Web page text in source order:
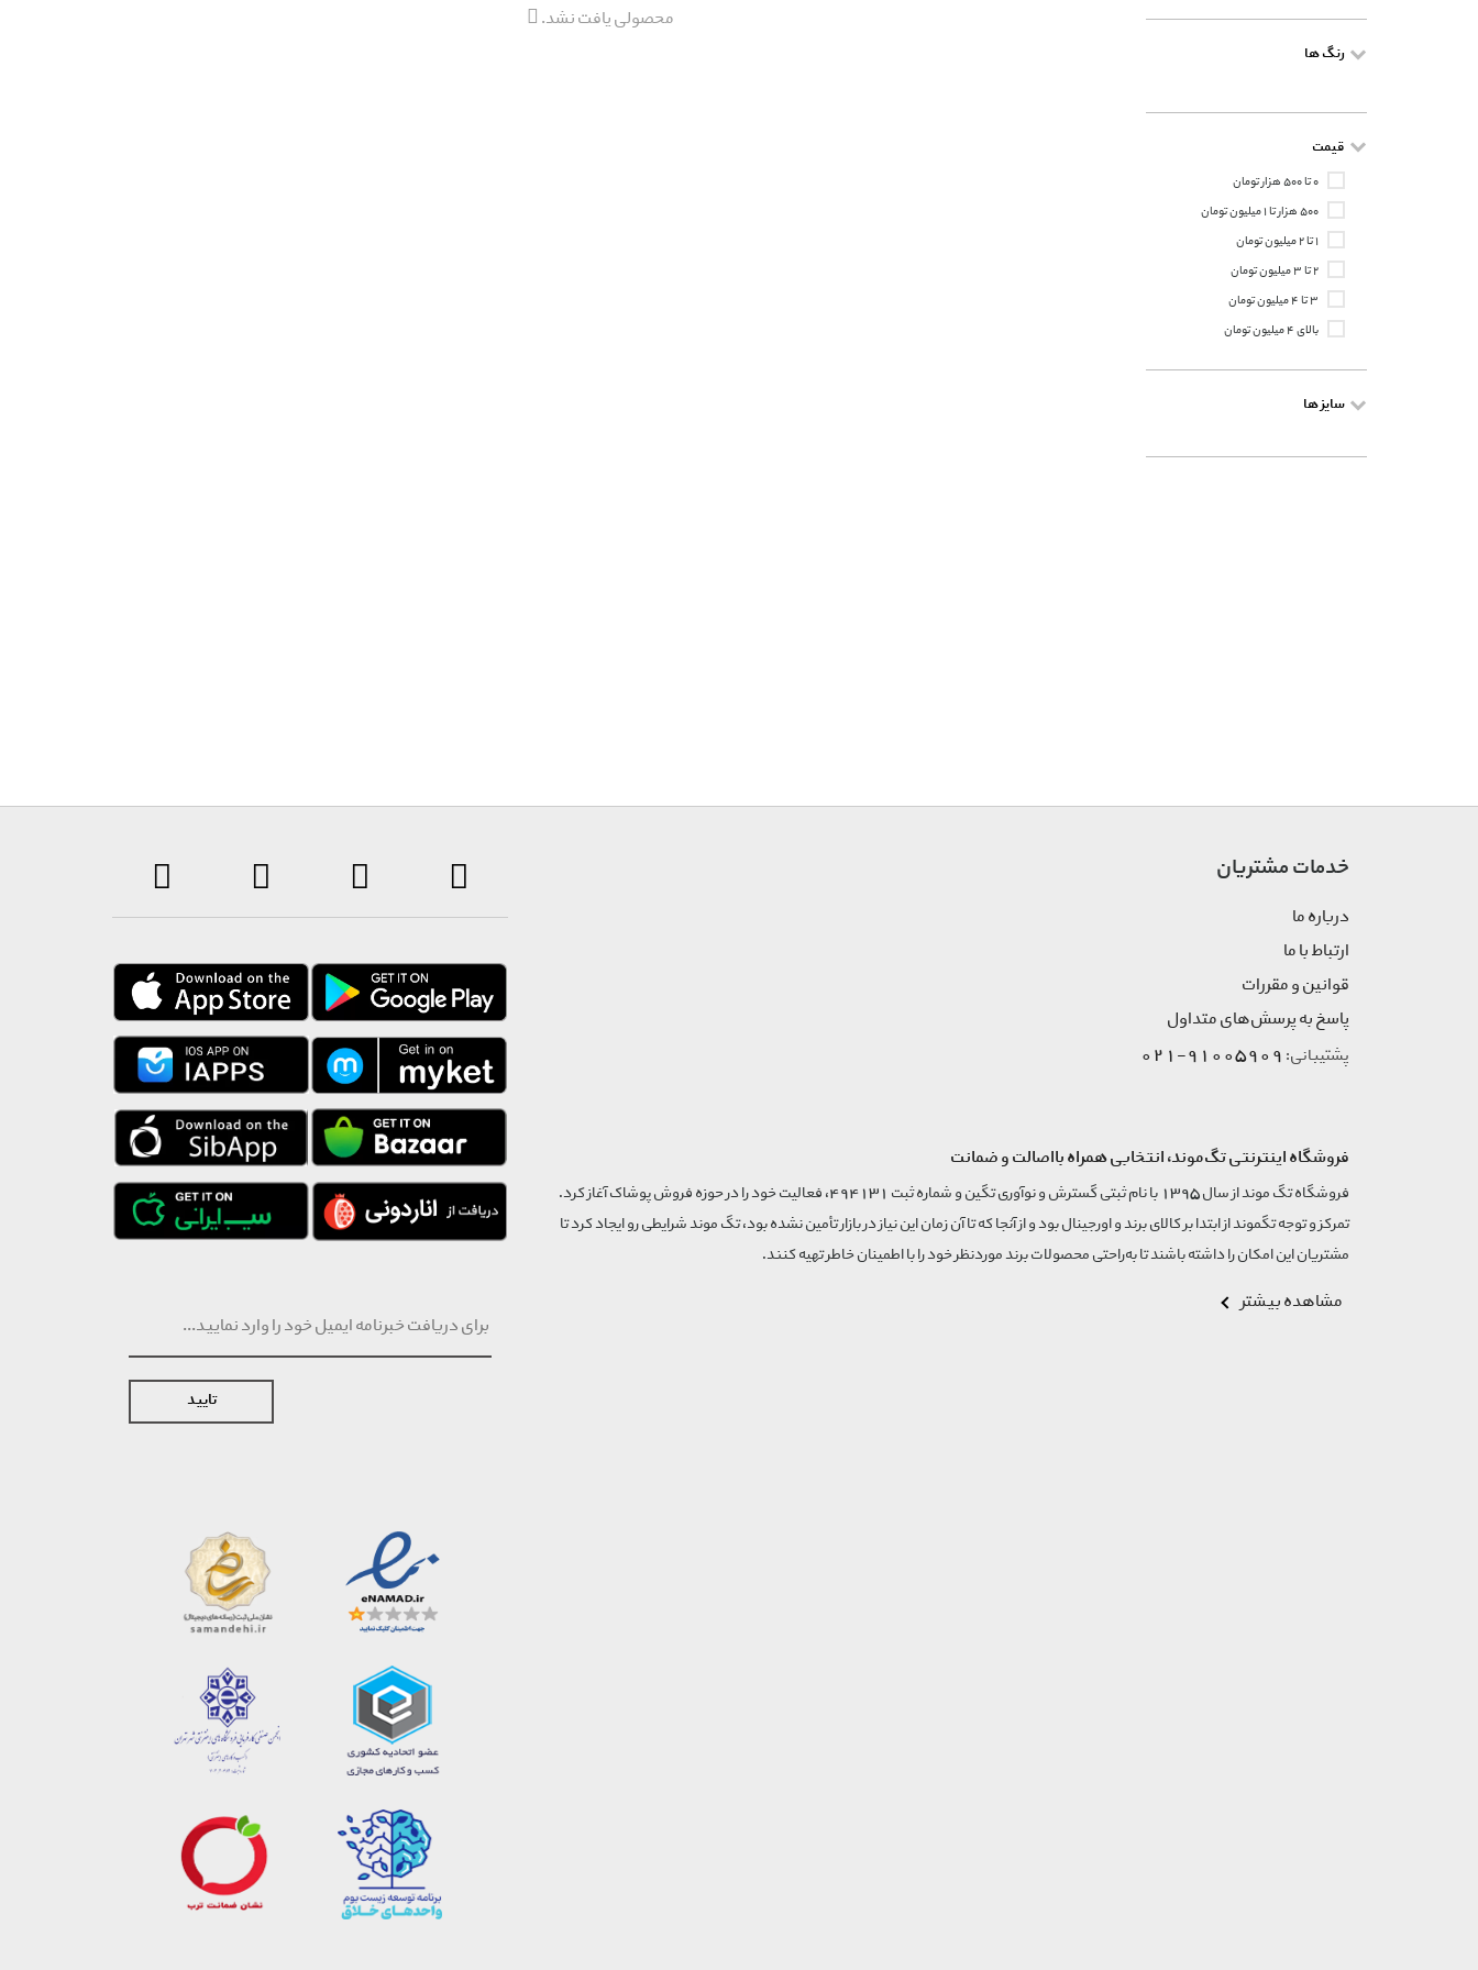
محصولی یافت نشد.
رنگ ها
قیمت
۰ تا ۵۰۰ هزار تومان
۵۰۰ هزار تا ۱ میلیون تومان
۱ تا ۲ میلیون تومان
۲ تا ۳ میلیون تومان
۳ تا ۴ میلیون تومان
بالای ۴ میلیون تومان
سایز ها
تایید
خدمات مشتریان
درباره ما
ارتباط با ما
قوانین و مقررات
پاسخ به پرسش‌های متداول
پشتیبانی: 91005909-021
فروشگاه اینترنتی تگ‌موند، انتخابی همراه بااصالت و ضمانت
فروشگاه تگ موند از سال 1395 با نام ثبتی گسترش و نوآوری تگین و شماره ثبت 494131، فعالیت خود را در حوزه فروش پوشاک آغاز کرد.
تمرکز و توجه تگموند از ابتدا بر کالای برند و اورجینال بود و از آنجا که تا آن زمان این نیاز در بازار تأمین نشده بود، تگ موند شرایطی رو ایجاد کرد تا
مشتریان این امکان را داشته باشند تا به‌راحتی محصولات برند مورد‌نظر خود را با اطمینان خاطر تهیه کنند.
مشاهده بیشتر